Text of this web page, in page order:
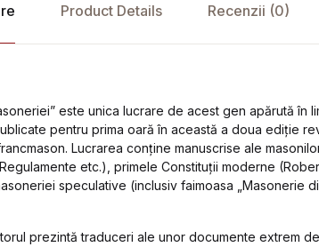
Product Details Recenzii (0)
este unica lucrare de acest gen apărută în
pentru prima oară în această a doua ediție
Lucrarea conține manuscrise ale
etc.), primele Constituții moderne
speculative (inclusiv faimoasa „Masonerie
prezintă traduceri ale unor documente extrem